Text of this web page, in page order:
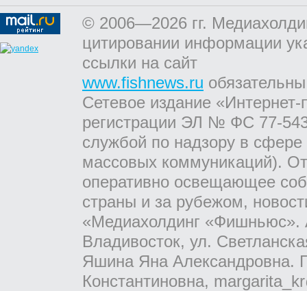
© 2006—2026 гг.
цитировании информации
ссылки на сайт
www.fishnews.ru
Сетевое издание
регистрации ЭЛ № ФС 77-
службой по надзору в
массовых коммуникаций).
оперативно освещающее
страны и за рубежом,
«Медиахолдинг «Фишньюс».
Владивосток, ул.
Яшина Яна Александровна.
Константиновна,